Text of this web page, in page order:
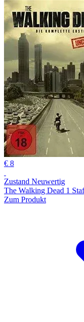
€ 8
Zustand Neuwertig
The Walking Dead 1
Zum Produkt